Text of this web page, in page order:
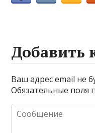
Добавить
Ваш адрес email не
Обязательные поля